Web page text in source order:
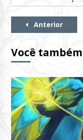
Continue
Anterior
Você